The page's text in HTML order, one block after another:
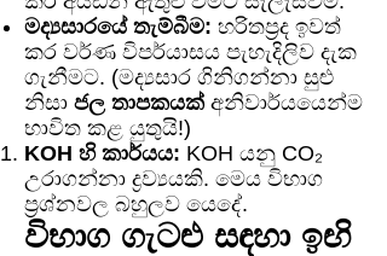
මද්‍යසාරයේ තැම්බීම: හරිතප්‍රද ඉවත්
කර වර්ණ විපර්යාසය පැහැදිලිව දැක
ගැනීමට. (මද්‍යසාර ගිනිගන්නා සුළු
නිසා ජල තාපකයක්අනිවාර්යයෙන්ම
භාවිත කළ යුතුයි!)
KOH හි කාර්යය: KOH යනු CO₂
උරාගන්නා ද්‍රව්‍යයකි. මෙය විභාග
ප්‍රශ්නවල බහුලව යෙදේ.
විභාග ගැටළු සඳහා ඉඟි